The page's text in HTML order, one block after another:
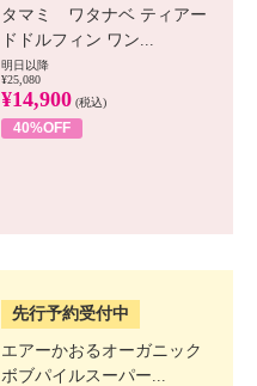
タマミ ワタナベ ティアー
ドドルフィン ワン...
明日以降
¥25,080
¥14,900 (税込)
40%OFF
先行予約受付中
エアーかおるオーガニック
ボブパイルスーパー...